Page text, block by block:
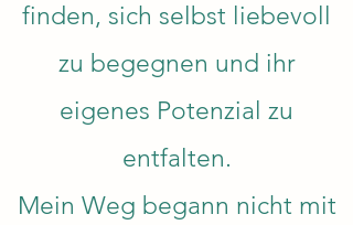
finden, sich selbst liebevoll
zu begegnen und ihr
eigenes Potenzial zu
entfalten.
Mein Weg begann nicht mit